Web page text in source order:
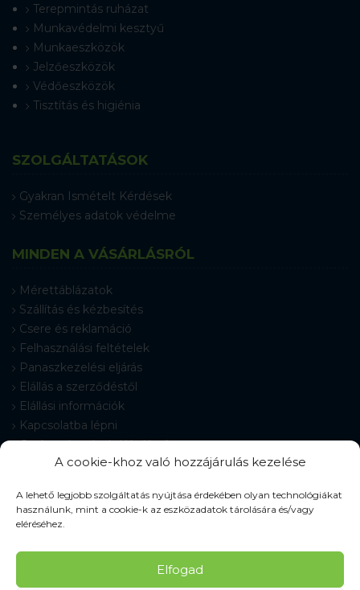
A cookie-khoz való hozzájárulás kezelése
A lehető legjobb szolgáltatás nyújtása érdekében olyan technológiákat
használunk, mint a cookie-k az eszközadatok tárolására és/vagy
eléréséhez.
Elfogad
Terepmintás ruházat
Munkavédelmi kesztyű
Munkaeszközök
Jelzőeszközök
Védőeszközök
Tisztítás és higiénia
SZOLGÁLTATÁSOK
Gyakran Ismételt Kérdések
Személyes adatok védelme
MINDEN A VÁSÁRLÁSRÓL
Mérettáblázatok
Szállítás és kézbesítés
Csere és reklamáció
Felhasználási feltételek
Panaszkezelési eljárás
Elállás a szerződéstől
Elállási információk
Kapcsolatba lépni
Gyakran Ismételt Kérdések
Cookie-beállítások